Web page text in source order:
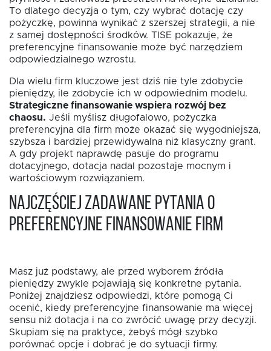
To dlatego decyzja o tym, czy wybrać dotację czy
pożyczkę, powinna wynikać z szerszej strategii, a nie
z samej dostępności środków. TISE pokazuje, że
preferencyjne finansowanie może być narzędziem
odpowiedzialnego wzrostu.
Dla wielu firm kluczowe jest dziś nie tyle zdobycie
pieniędzy, ile zdobycie ich w odpowiednim modelu.
Strategiczne finansowanie wspiera rozwój bez
chaosu. Jeśli myślisz długofalowo, pożyczka
preferencyjna dla firm może okazać się wygodniejsza,
szybsza i bardziej przewidywalna niż klasyczny grant.
A gdy projekt naprawdę pasuje do programu
dotacyjnego, dotacja nadal pozostaje mocnym i
wartościowym rozwiązaniem.
Najczęściej zadawane pytania o
preferencyjne finansowanie firm
Masz już podstawy, ale przed wyborem źródła
pieniędzy zwykle pojawiają się konkretne pytania.
Poniżej znajdziesz odpowiedzi, które pomogą Ci
ocenić, kiedy preferencyjne finansowanie ma więcej
sensu niż dotacja i na co zwrócić uwagę przy decyzji.
Skupiam się na praktyce, żebyś mógł szybko
porównać opcje i dobrać je do sytuacji firmy.